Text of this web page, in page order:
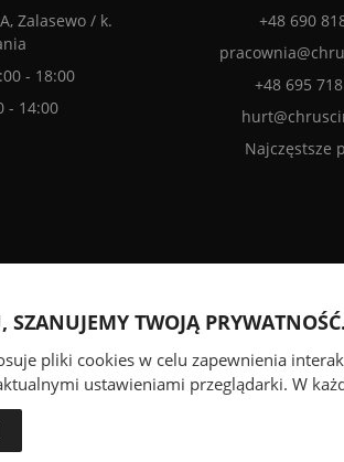
Zalasewo / k.
- 18:00
- 14:00
+48 690
+48 695
Najczęstsze
TWOJĄ
pliki cookies w celu zapewnienia
ustawieniami przeglądarki. W